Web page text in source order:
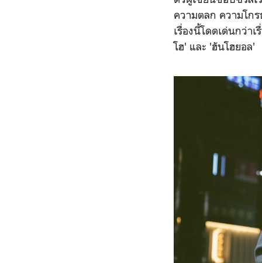
ความตลก ความโก
เรื่องนี้โดดเด่นกว่า
โฮ' และ 'ฮันโฮยอล'